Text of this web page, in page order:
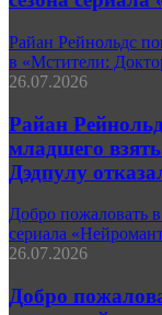
Райан Рейнольдс
в «Мстители:
26.07.2026
Райан
младшего
Дэдпулу
Добро пожаловать
сериала
26.07.2026
Добро